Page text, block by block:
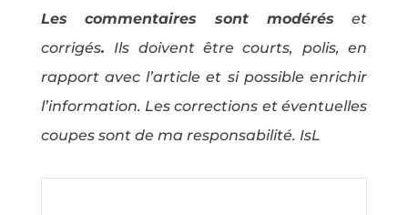
Les commentaires sont modéréset
corrigés. Ils doivent être courts, polis, en
rapport avec l’article et si possible enrichir
l’information. Les corrections et éventuelles
coupes sont de ma responsabilité. IsL